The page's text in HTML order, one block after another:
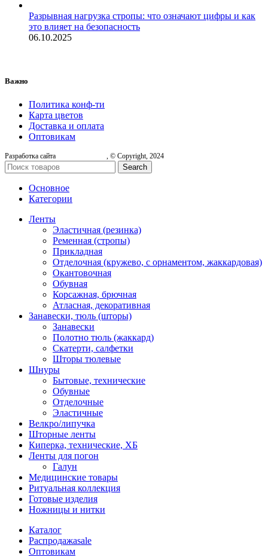
Разрывная нагрузка стропы: что означают цифры и как
это влияет на безопасность
06.10.2025
Важно
Политика конф-ти
Карта цветов
Доставка и оплата
Оптовикам
Разработка сайта , © Copyright, 2024
Search
Основное
Категории
Ленты
Эластичная (резинка)
Ременная (стропы)
Прикладная
Отделочная (кружево, с орнаментом, жаккардовая)
Окантовочная
Обувная
Корсажная, брючная
Атласная, декоративная
Занавески, тюль (шторы)
Занавески
Полотно тюль (жаккард)
Скатерти, салфетки
Шторы тюлевые
Шнуры
Бытовые, технические
Обувные
Отделочные
Эластичные
Велкро/липучка
Шторные ленты
Киперка, технические, ХБ
Ленты для погон
Галун
Медицинские товары
Ритуальная коллекция
Готовые изделия
Ножницы и нитки
Каталог
Распродажаsale
Оптовикам